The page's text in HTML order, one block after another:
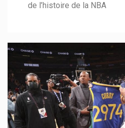
de l’histoire de la NBA